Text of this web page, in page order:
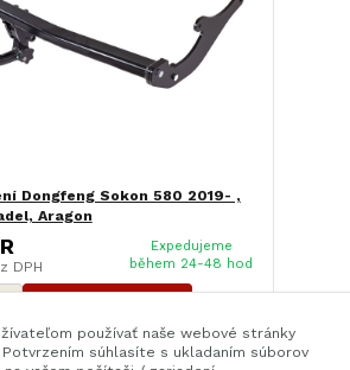
Dongfeng Sokon 580 2019- ,
Aragon
DPH
Expedujeme
během 24-48 hod
používať naše webové stránky
súhlasíte s ukladaním súborov